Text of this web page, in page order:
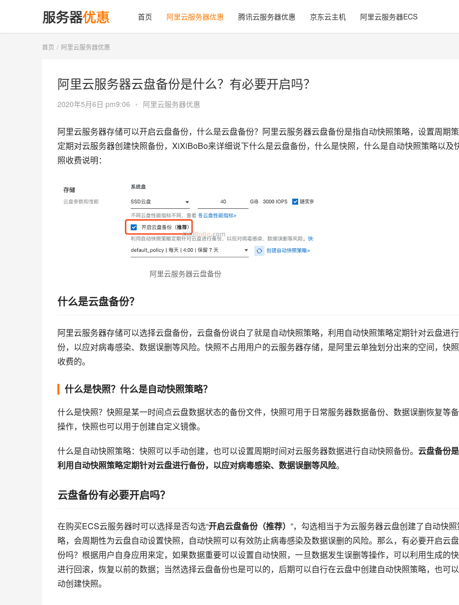
首页 阿里云服务器优惠 腾讯云服务器优惠 京东云主机 阿里云服务器ECS
首页 阿里云服务器优惠
阿里云服务器云盘备份是什么？有必要开启吗？
2020年5月6日 pm9:06 • 阿里云服务器优惠
阿里云服务器存储可以开启云盘备份，什么是云盘备份？阿里云服务器云盘备份是指自动快照策略，设置周期
定期对云服务器创建快照备份，XiXiBoBo来详细说下什么是云盘备份，什么是快照，什么是自动快照策略以及
照收费说明：
阿里云服务器云盘备份
什么是云盘备份？
阿里云服务器存储可以选择云盘备份，云盘备份说白了就是自动快照策略，利用自动快照策略定期针对云盘进
份，以应对病毒感染、数据误删等风险。快照不占用用户的云服务器存储，是阿里云单独划分出来的空间，快
收费的。
什么是快照？什么是自动快照策略？
什么是快照？快照是某一时间点云盘数据状态的备份文件，快照可用于日常服务器数据备份、数据误删恢复等
操作，快照也可以用于创建自定义镜像。
什么是自动快照策略：快照可以手动创建，也可以设置周期时间对云服务器数据进行自动快照备份。 云盘备份
利用自动快照策略定期针对云盘进行备份，以应对病毒感染、数据误删等风险。
云盘备份有必要开启吗？
在购买ECS云服务器时可以选择是否勾选“开启云盘备份（推荐） ”，勾选相当于为云服务器云盘创建了自动快
略，会周期性为云盘自动设置快照，自动快照可以有效防止病毒感染及数据误删的风险。那么，有必要开启云
份吗？根据用户自身应用来定，如果数据重要可以设置自动快照，一旦数据发生误删等操作，可以利用生成的
进行回滚，恢复以前的数据；当然选择云盘备份也是可以的，后期可以自行在云盘中创建自动快照策略，也可
动创建快照。